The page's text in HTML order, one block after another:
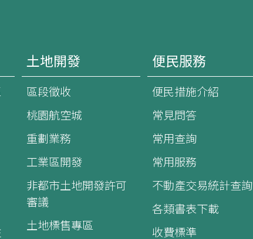
土地開發
區段徵收
桃園航空城
重劃業務
工業區開發
非都市土地開發許可
審議
土地標售專區
便民服務
便民措施介紹
常見問答
常用查詢
常用服務
不動產交易統計查詢
各類書表下載
收費標準